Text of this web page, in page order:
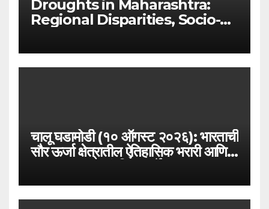
Droughts in Maharashtra:
Regional Disparities, Socio-
Sustainable Solutions (MPSC
GS 1 & GS 3 In-Depth)
चालू घडामोडी (१० ऑगस्ट २०२६): भारताची
सौर ऊर्जा क्षेत्रातील ऐतिहासिक भरारी आणि
MPSC राज्यसेवा विशेष